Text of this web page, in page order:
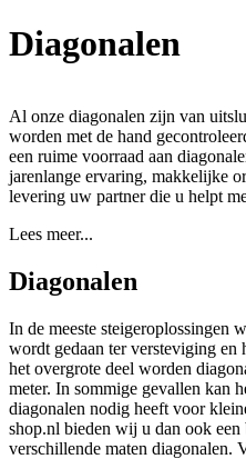
Diagonalen
Al onze diagonalen zijn van
worden met de hand
een ruime voorraad aan
jarenlange ervaring, makkelijke
levering uw partner die u helpt
Lees meer...
Diagonalen
In de meeste steigeroplossingen
wordt gedaan ter versteviging en
het overgrote deel worden
meter. In sommige gevallen kan
diagonalen nodig heeft voor
shop.nl bieden wij u dan ook een
verschillende maten diagonalen.